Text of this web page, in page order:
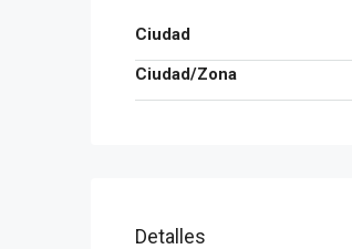
Ciudad
Ciudad/Zona
Detalles